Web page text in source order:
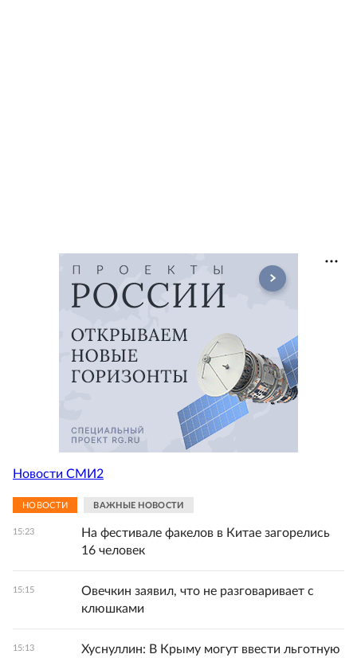
Новости СМИ2
НОВОСТИ ВАЖНЫЕ НОВОСТИ
15:23
На фестивале факелов в Китае загорелись
16 человек
15:15
Овечкин заявил, что не разговаривает с
клюшками
15:13 Хуснуллин: В Крыму могут ввести льготную